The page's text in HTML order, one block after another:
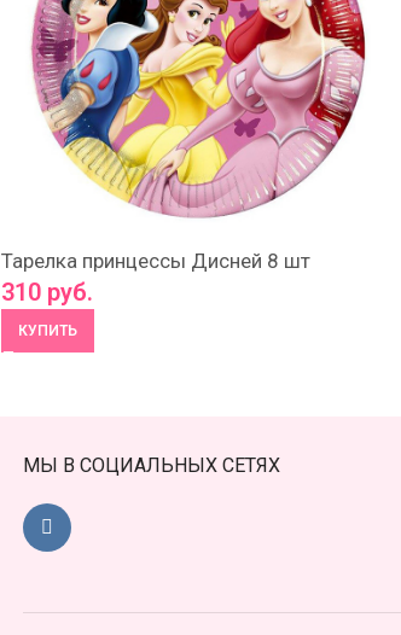
Тарелка принцессы Дисней 8 шт
310 руб.
КУПИТЬ
МЫ В СОЦИАЛЬНЫХ СЕТЯХ